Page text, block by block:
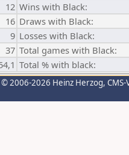
12 Wins with Black:
16 Draws with Black:
9 Losses with Black:
37 Total games with Black:
Total % with black:
© 2006-2026 Heinz Herzog,